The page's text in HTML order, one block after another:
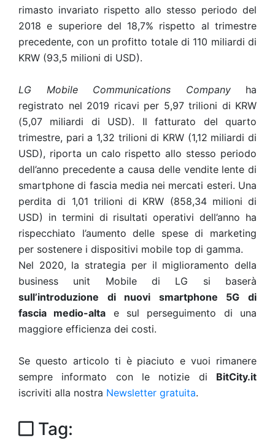
rimasto invariato rispetto allo stesso periodo del
2018 e superiore del 18,7% rispetto al trimestre
precedente, con un profitto totale di 110 miliardi di
KRW (93,5 milioni di USD).
LG Mobile Communications Company
ha
registrato nel 2019 ricavi per 5,97 trilioni di KRW
(5,07 miliardi di USD). Il fatturato del quarto
trimestre, pari a 1,32 trilioni di KRW (1,12 miliardi di
USD), riporta un calo rispetto allo stesso periodo
dell’anno precedente a causa delle vendite lente di
smartphone di fascia media nei mercati esteri. Una
perdita di 1,01 trilioni di KRW (858,34 milioni di
USD) in termini di risultati operativi dell’anno ha
rispecchiato l’aumento delle spese di marketing
per sostenere i dispositivi mobile top di gamma.
Nel 2020, la strategia per il miglioramento della
business unit Mobile di LG si baserà
sull’introduzione di nuovi smartphone 5G di
fascia medio-alta e sul perseguimento di una
maggiore efficienza dei costi.
Se questo articolo ti è piaciuto e vuoi rimanere
sempre informato con le notizie di BitCity.it
iscriviti alla nostra Newsletter gratuita.
Tag: